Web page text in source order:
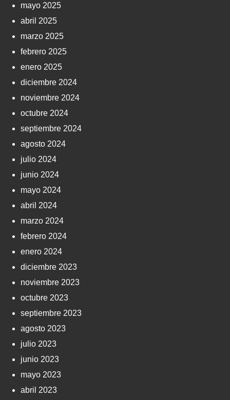
mayo 2025
abril 2025
marzo 2025
febrero 2025
enero 2025
diciembre 2024
noviembre 2024
octubre 2024
septiembre 2024
agosto 2024
julio 2024
junio 2024
mayo 2024
abril 2024
marzo 2024
febrero 2024
enero 2024
diciembre 2023
noviembre 2023
octubre 2023
septiembre 2023
agosto 2023
julio 2023
junio 2023
mayo 2023
abril 2023